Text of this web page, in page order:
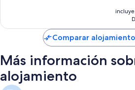
Comparar
Más información
alojamiento